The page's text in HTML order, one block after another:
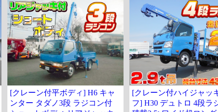
[クレーン付平ボディ] H6 キャ
ンター タダノ3段 ラジコン付
[クレーン付ハイジャッ
フ] H30 デュトロ 4段ラ